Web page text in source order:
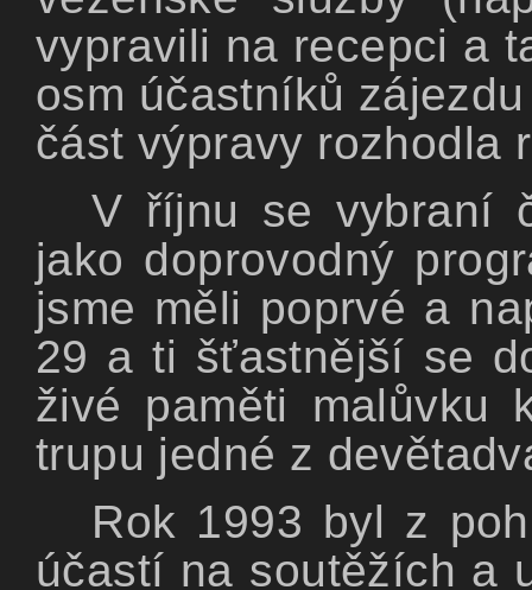
vypravili na recepci a
osm účastníků
část výpravy rozhodla
V říjnu se vybraní
jako doprovodný
jsme měli poprvé a
29 a ti šťastnější se
živé paměti malůvku
trupu jedné z
Rok 1993 byl z
účastí na soutěžích a